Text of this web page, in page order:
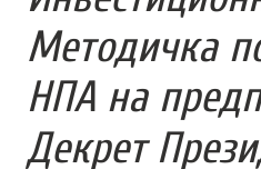
Методичка
НПА на
Декрет